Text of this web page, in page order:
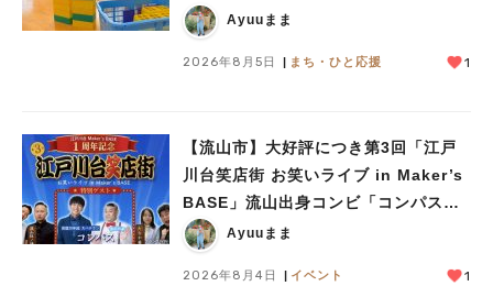
児童館」レポート
Ayuuまま
2026年8月5日 まち・ひと応援 1
【流山市】大好評につき第3回「江戸
川台笑店街 お笑いライブ in Maker’s
BASE」流山出身コンビ「コンパス」
も登場！8/23（日）
Ayuuまま
2026年8月4日 イベント 1